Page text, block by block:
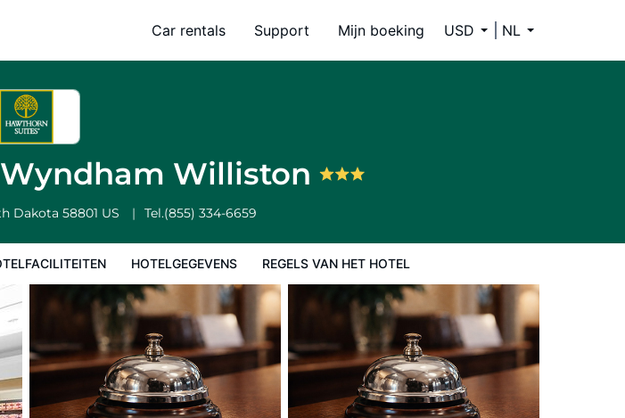
Car rentals Support Mijn boeking USD NL
Williston
Dakota 58801 US Tel.(855) 334-6659
HOTELGEGEVENS REGELS VAN HET HOTEL
Regels van het hotel